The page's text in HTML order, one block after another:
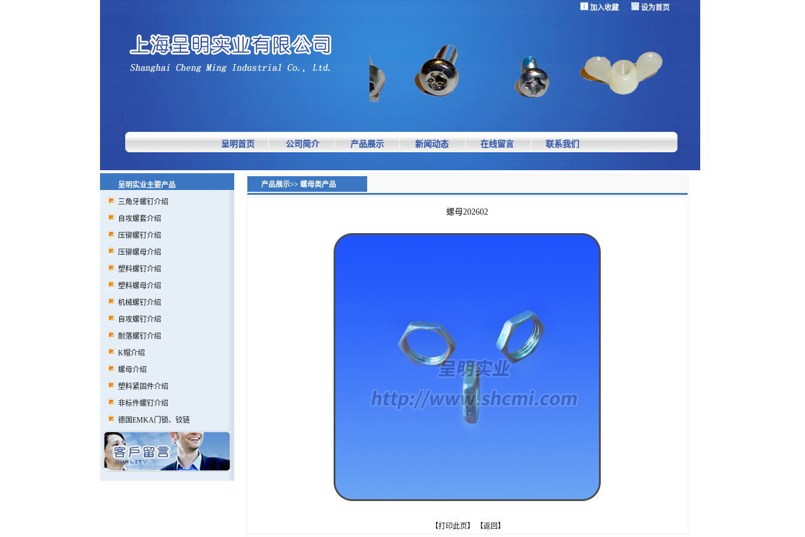
加入收藏 设为首页
呈明首页 公司简介 产品展示 新闻动态 在线留言 联系我们
呈明实业主要产品
三角牙螺钉介绍
自攻螺套介绍
压铆螺钉介绍
压铆螺母介绍
塑料螺钉介绍
塑料螺母介绍
机械螺钉介绍
自攻螺钉介绍
耐落螺钉介绍
K帽介绍
螺母介绍
塑料紧固件介绍
非标件螺钉介绍
德国EMKA门锁、铰链
产品展示>> 螺母类产品
螺母202602
【打印此页】 【返回】